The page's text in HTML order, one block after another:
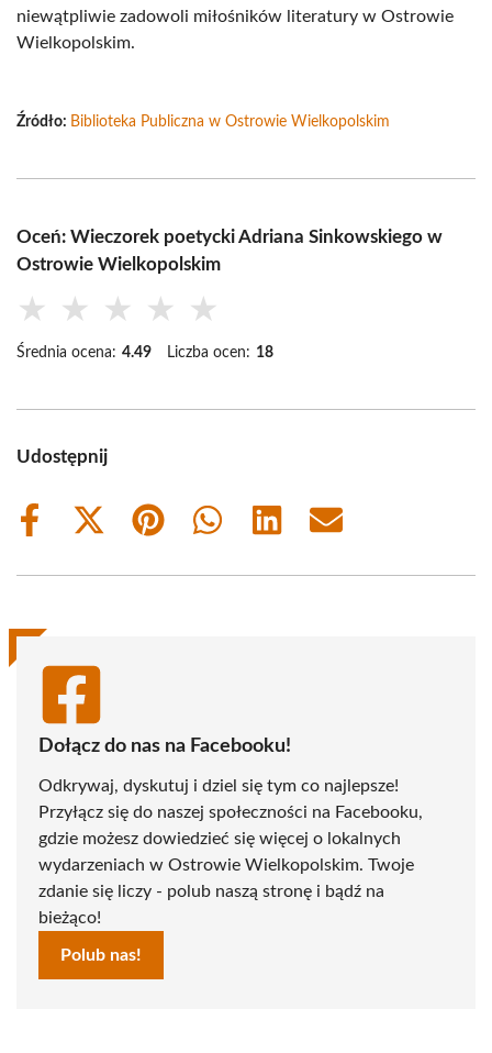
niewątpliwie zadowoli miłośników literatury w Ostrowie
Wielkopolskim.
Źródło: Biblioteka Publiczna w Ostrowie Wielkopolskim
Oceń: Wieczorek poetycki Adriana Sinkowskiego w
Ostrowie Wielkopolskim
★ ★ ★ ★ ★
Średnia ocena: 4.49 Liczba ocen: 18
Udostępnij
Share
Share
(Twitter)
Share
Share
Share
Share
Dołącz do nas na Facebooku!
Odkrywaj, dyskutuj i dziel się tym co najlepsze!
Przyłącz się do naszej społeczności na Facebooku,
gdzie możesz dowiedzieć się więcej o lokalnych
wydarzeniach w Ostrowie Wielkopolskim. Twoje
zdanie się liczy - polub naszą stronę i bądź na
bieżąco!
Polub nas!